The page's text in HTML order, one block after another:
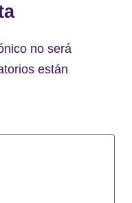
no será
están